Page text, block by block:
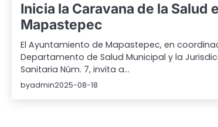
Inicia la Caravana de la Salud
Mapastepec
El Ayuntamiento de Mapastepec, en
Departamento de Salud Municipal y la
Sanitaria Núm. 7, invita a…
byadmin2025-08-18